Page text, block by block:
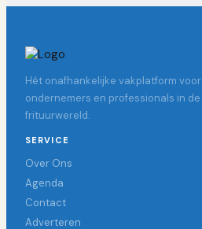
Hét onafhankelijke vakplatform voor
ondernemers en professionals in de
frituurwereld.
SERVICE
Over Ons
Agenda
Contact
Adverteren